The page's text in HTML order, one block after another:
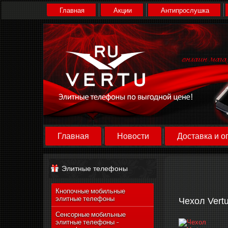
Главная Акции Антипрослушка
Главная Новости Доставка и
Элитные телефоны
Кнопочные мобильные
элитные телефоны
Сенсорные мобильные
элитные телефоны -
Чехол